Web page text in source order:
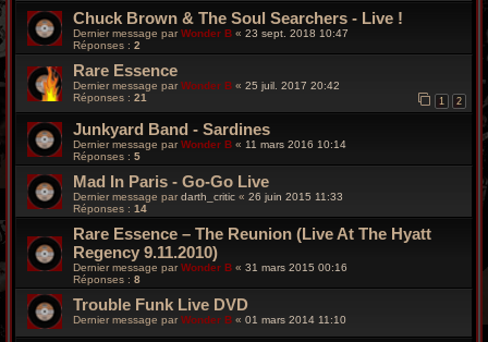
Chuck Brown & The Soul Searchers - Live !
Dernier message parWonder B « 23 sept. 2018 10:47
Réponses : 2
Rare Essence
Dernier message par Wonder B « 25 juil. 2017 20:42
Réponses : 21 1 2
Junkyard Band - Sardines
Dernier message parWonder B « 11 mars 2016 10:14
Réponses : 5
Mad In Paris - Go-Go Live
Dernier message par darth_critic « 26 juin 2015 11:33
Réponses : 14
Rare Essence – The Reunion (Live At The Hyatt
Regency 9.11.2010)
Dernier message par Wonder B « 31 mars 2015 00:16
Réponses : 8
Trouble Funk Live DVD
Dernier message par Wonder B « 01 mars 2014 11:10